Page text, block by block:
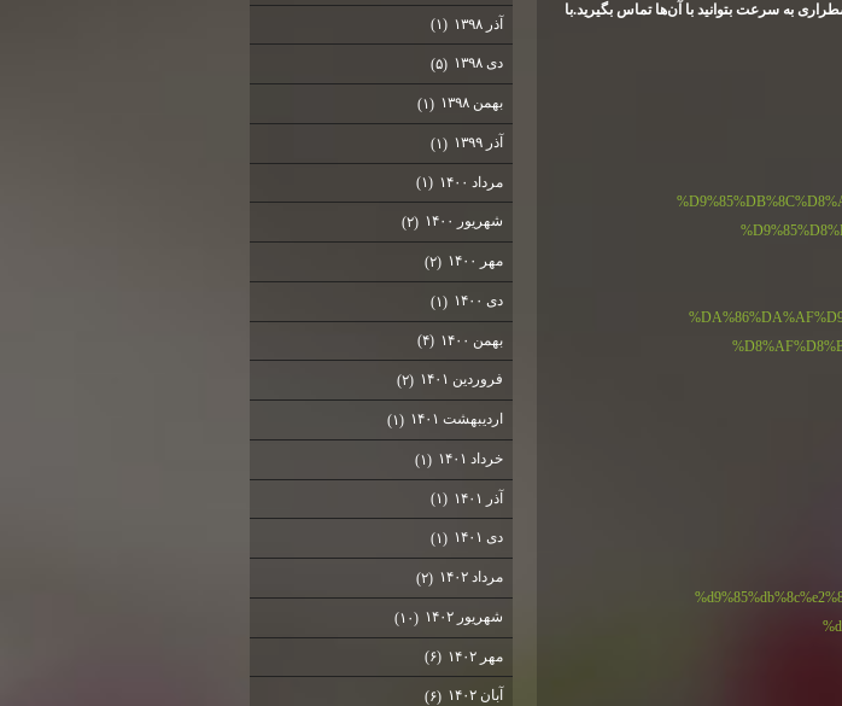
با
آذر ۱۳۹۸ (۱)
دی ۱۳۹۸ (۵)
بهمن ۱۳۹۸ (۱)
آذر ۱۳۹۹ (۱)
مرداد ۱۴۰۰ (۱)
شهریور ۱۴۰۰ (۲)
مهر ۱۴۰۰ (۲)
دی ۱۴۰۰ (۱)
بهمن ۱۴۰۰ (۴)
فروردین ۱۴۰۱ (۲)
اردیبهشت ۱۴۰۱ (۱)
خرداد ۱۴۰۱ (۱)
آذر ۱۴۰۱ (۱)
دی ۱۴۰۱ (۱)
مرداد ۱۴۰۲ (۲)
شهریور ۱۴۰۲ (۱۰)
مهر ۱۴۰۲ (۶)
آبان ۱۴۰۲ (۶)